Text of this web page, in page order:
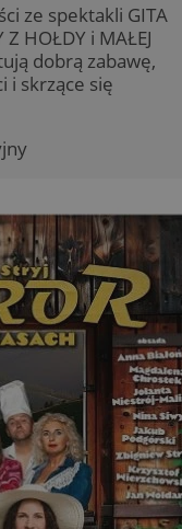
ze spektakli GITA
Z HOŁDY i MAŁEJ
dobrą zabawę,
i skrzące się